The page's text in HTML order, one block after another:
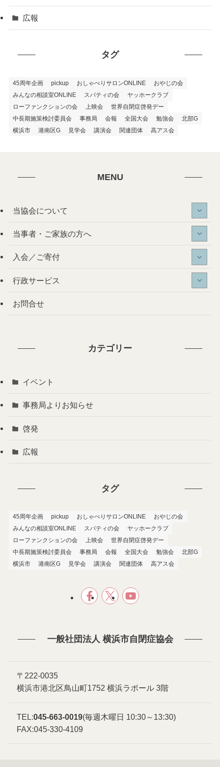
広報
タグ
45周年企画 pickup おしゃべりサロンONLINE
おやじの会
みんなの相談室ONLINE
スパティの会
ヤッホークラブ
ローファンクションの会
上映会
世界自閉症啓発デー
中長期施策検討委員会
事務局 会報 全国大会 勉強会
北部G
横浜市
港南区G 見学会 講演会 関連団体 高アス会
MENU
当協会について
当事者・ご家族の方へ
入会／ご寄付
行政サービス
お問合せ
カテゴリー
イベント
事務局よりお知らせ
啓発
広報
タグ
45周年企画 pickup おしゃべりサロンONLINE
おやじの会
みんなの相談室ONLINE
スパティの会
ヤッホークラブ
ローファンクションの会
上映会
世界自閉症啓発デー
中長期施策検討委員会
事務局 会報 全国大会 勉強会
北部G
横浜市
港南区G 見学会 講演会 関連団体 高アス会
一般社団法人 横浜市自閉症協会
〒222-0035
横浜市港北区鳥山町1752 横浜ラポール 3階
TEL:045-663-0019(毎週木曜日 10:30～13:30)
FAX:045-330-4109